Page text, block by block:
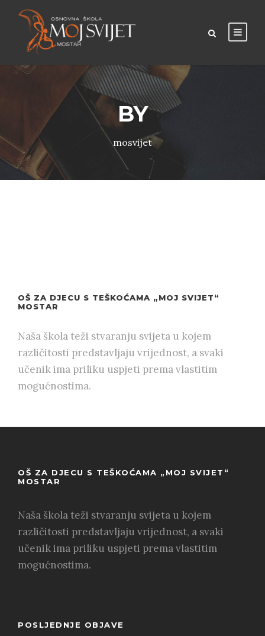
BY
mosvijet
OŠ ZA DJECU S TEŠKOĆAMA „MOJ SVIJET“
MOSTAR
Naša škola teži stvaranju svijeta u kojem
različitosti predstavljaju vrijednost, a svaki
učenik ima priliku uspjeti prema vlastitim
mogućnostima.
OŠ ZA DJECU S TEŠKOĆAMA „MOJ SVIJET“
MOSTAR
Naša škola teži stvaranju svijeta u kojem
različitosti predstavljaju vrijednost, a svaki
učenik ima priliku uspjeti prema vlastitim
mogućnostima.
POSLJEDNJE OBJAVE